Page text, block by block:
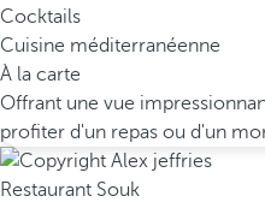
Cocktails
Cuisine méditerranéenne
À la carte
Offrant une vue
profiter d'un repas ou d'un
Restaurant Souk